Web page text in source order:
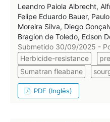
Leandro Paiola Albrecht,
Felipe Eduardo Bauer,
Moreira Silva, Diego
Bragion de Toledo, Edson
Submetido 30/09/2025 -
Herbicide-resistance
Sumatran fleabane
PDF (Inglês)